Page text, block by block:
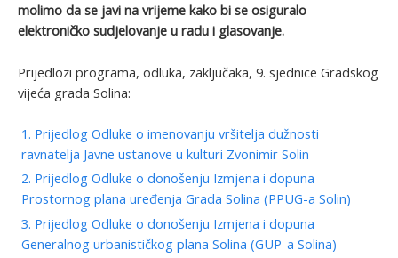
molimo da se javi na vrijeme kako bi se osiguralo
elektroničko sudjelovanje u radu i glasovanje.
Prijedlozi programa, odluka, zaključaka, 9. sjednice Gradskog
vijeća grada Solina:
1. Prijedlog Odluke o imenovanju vršitelja dužnosti
ravnatelja Javne ustanove u kulturi Zvonimir Solin
2. Prijedlog Odluke o donošenju Izmjena i dopuna
Prostornog plana uređenja Grada Solina (PPUG-a Solin)
3. Prijedlog Odluke o donošenju Izmjena i dopuna
Generalnog urbanističkog plana Solina (GUP-a Solina)